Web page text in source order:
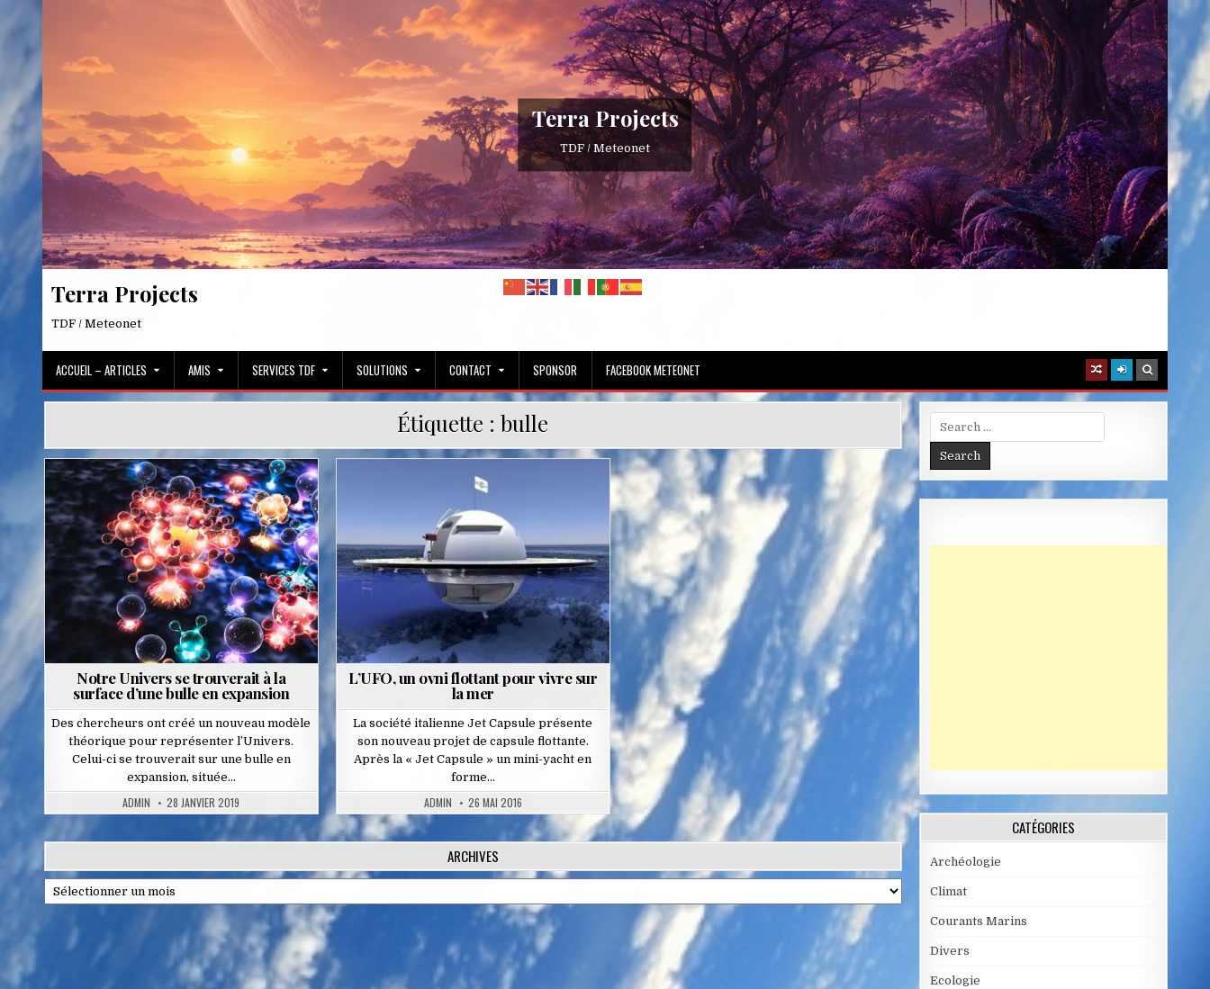
Terra Projects
TDF / Meteonet
Terra Projects
TDF / Meteonet
ACCUEIL – ARTICLES AMIS SERVICES TDF SOLUTIONS CONTACT SPONSOR FACEBOOK METEONET
Étiquette :bulle
Posted
in
Notre Univers se trouverait à la
surface d’une bulle en expansion
Des chercheurs ont créé un nouveau modèle
théorique pour représenter l’Univers.
Celui-ci se trouverait sur une bulle en
expansion, située…
ADMIN 28 JANVIER 2019
in
L’UFO, un ovni flottant pour vivre sur
la mer
La société italienne Jet Capsule présente
son nouveau projet de capsule flottante.
Après la « Jet Capsule » un mini-yacht en
forme…
ADMIN 26 MAI 2016
ARCHIVES
Archives
Search
for:
CATÉGORIES
Archéologie
Climat
Courants Marins
Divers
Ecologie